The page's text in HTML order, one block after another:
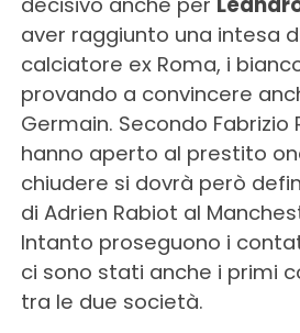
aver raggiunto una intesa
calciatore ex Roma, i
provando a convincere
Germain. Secondo Fabrizio
hanno aperto al prestito
chiudere si dovrà però
di Adrien Rabiot al
Intanto proseguono i
ci sono stati anche i primi
tra le due società.